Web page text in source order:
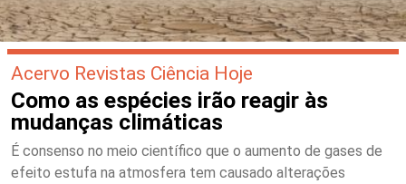
Acervo Revistas Ciência Hoje
Como as espécies irão reagir às
mudanças climáticas
É consenso no meio científico que o aumento de gases de
efeito estufa na atmosfera tem causado alterações